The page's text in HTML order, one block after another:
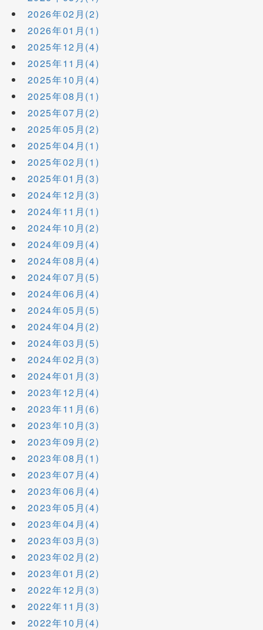
2026年02月(2)
2026年01月(1)
2025年12月(4)
2025年11月(4)
2025年10月(4)
2025年08月(1)
2025年07月(2)
2025年05月(2)
2025年04月(1)
2025年02月(1)
2025年01月(3)
2024年12月(3)
2024年11月(1)
2024年10月(2)
2024年09月(4)
2024年08月(4)
2024年07月(5)
2024年06月(4)
2024年05月(5)
2024年04月(2)
2024年03月(5)
2024年02月(3)
2024年01月(3)
2023年12月(4)
2023年11月(6)
2023年10月(3)
2023年09月(2)
2023年08月(1)
2023年07月(4)
2023年06月(4)
2023年05月(4)
2023年04月(4)
2023年03月(3)
2023年02月(2)
2023年01月(2)
2022年12月(3)
2022年11月(3)
2022年10月(4)